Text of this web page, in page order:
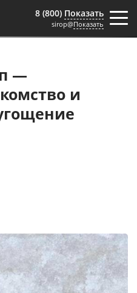
8 (800) Показать
sirop@Показать
—
и